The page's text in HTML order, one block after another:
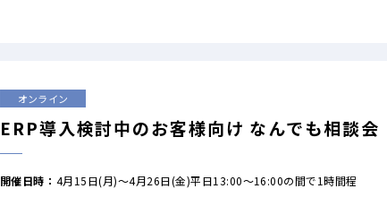
オンライン
ERP導入検討中のお客様向け なんでも相談会
開催日時： 4月15日(月)～4月26日(金)平日13:00～16:00の間で1時間程